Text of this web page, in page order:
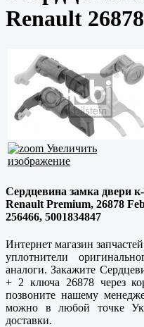
Renault 26878
Увеличить
изображение
Сердцевина замка двери
Renault Premium, 26878
256466, 5001834847
Интернет магазин
уплотнители
аналоги. Закажите
+ 2 ключа 26878 через
позвоните нашему
можно в любой точке
доставки.